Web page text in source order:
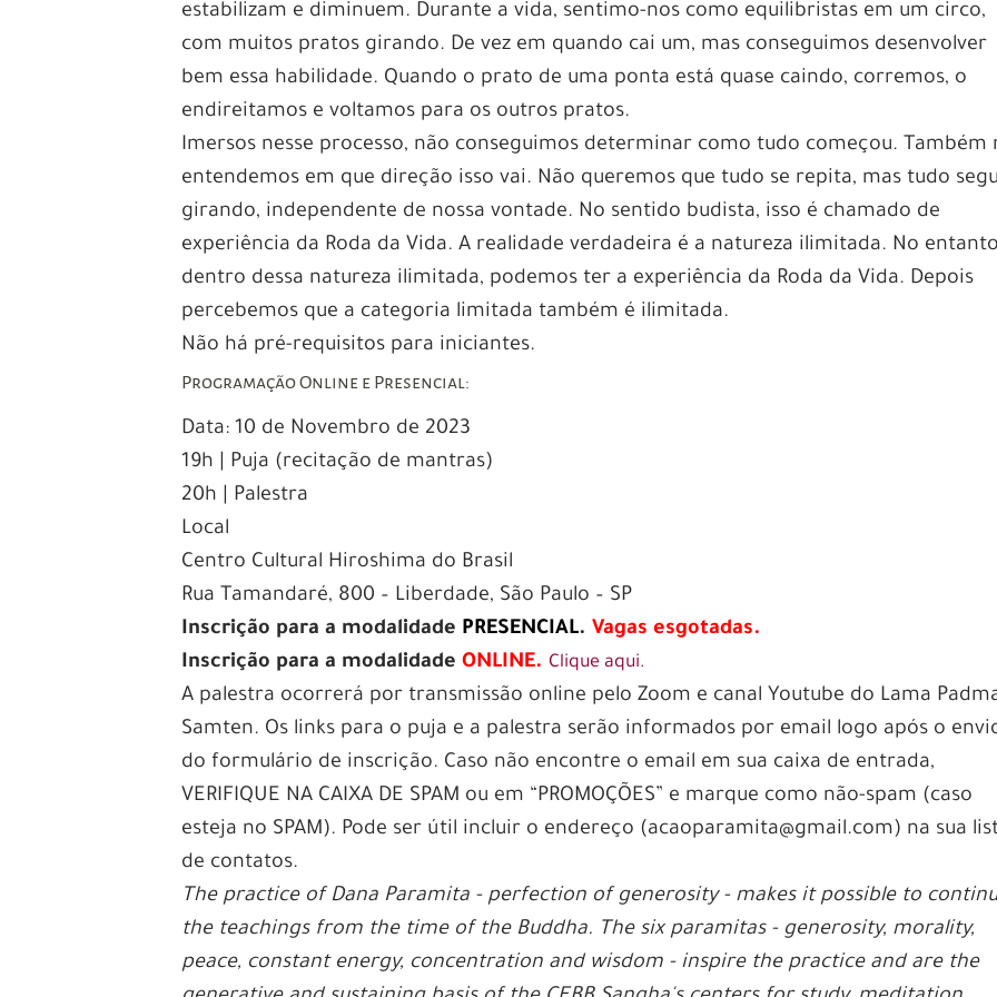
estabilizam e diminuem. Durante a vida, sentimo-nos como equilibristas em um circo,
com muitos pratos girando. De vez em quando cai um, mas conseguimos desenvolver
bem essa habilidade. Quando o prato de uma ponta está quase caindo, corremos, o
endireitamos e voltamos para os outros pratos.
Imersos nesse processo, não conseguimos determinar como tudo começou. Também
entendemos em que direção isso vai. Não queremos que tudo se repita, mas tudo
girando, independente de nossa vontade. No sentido budista, isso é chamado de
experiência da Roda da Vida. A realidade verdadeira é a natureza ilimitada. No
dentro dessa natureza ilimitada, podemos ter a experiência da Roda da Vida. Depois
percebemos que a categoria limitada também é ilimitada.
Não há pré-requisitos para iniciantes.
Programação Online e Presencial:
Data: 10 de Novembro de 2023
19h | Puja (recitação de mantras)
20h | Palestra
Local
Centro Cultural Hiroshima do Brasil
Rua Tamandaré, 800 – Liberdade, São Paulo – SP
Inscrição para a modalidade PRESENCIAL.Vagas esgotadas.
Inscrição para a modalidadeONLINE. Clique aqui.
A palestra ocorrerá por transmissão online pelo Zoom e canal Youtube do Lama
Samten. Os links para o puja e a palestra serão informados por email logo após o
do formulário de inscrição. Caso não encontre o email em sua caixa de entrada,
VERIFIQUE NA CAIXA DE SPAM ou em “PROMOÇÕES” e marque como não-spam (caso
esteja no SPAM). Pode ser útil incluir o endereço (acaoparamita@gmail.com) na sua
de contatos.
The practice of Dana Paramita - perfection of generosity - makes it possible to
the teachings from the time of the Buddha. The six paramitas - generosity, morality,
peace, constant energy, concentration and wisdom - inspire the practice and are the